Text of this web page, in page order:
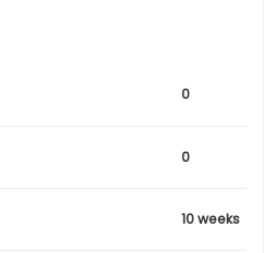
0
0
10 weeks